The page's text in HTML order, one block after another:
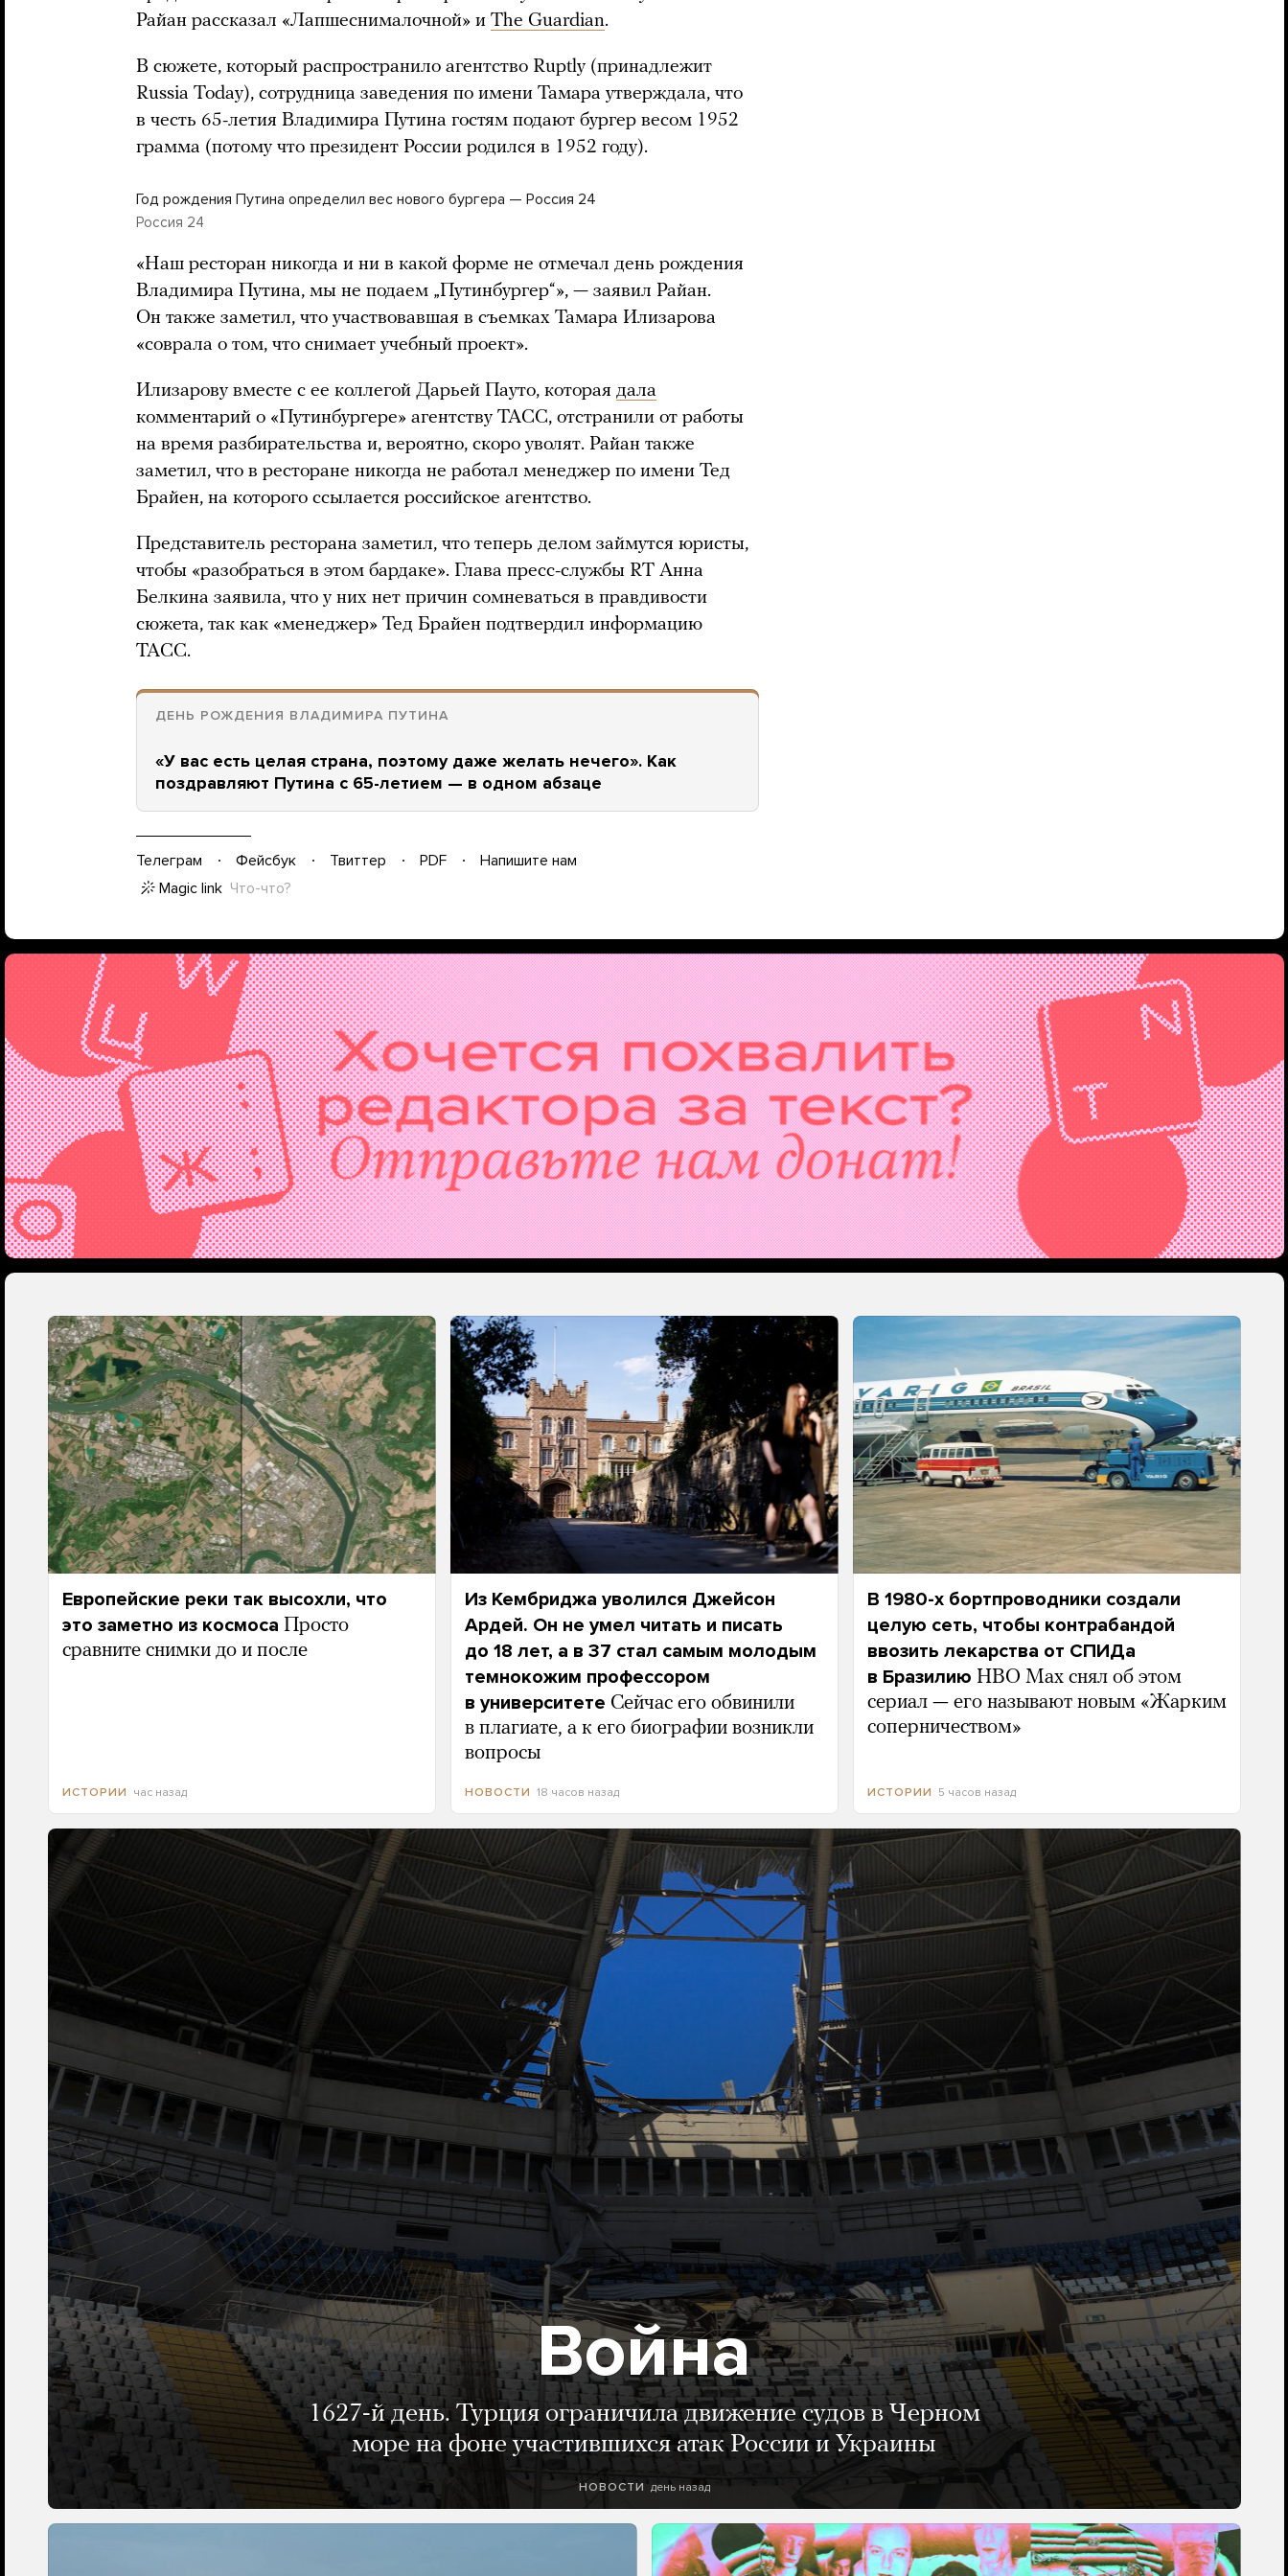
Райан рассказал «Лапшеснималочной» и The Guardian.
В сюжете, который распространило агентство Ruptly (принадлежит
Russia Today), сотрудница заведения по имени Тамара утверждала, что
в честь 65-летия Владимира Путина гостям подают бургер весом 1952
грамма (потому что президент России родился в 1952 году).
Год рождения Путина определил вес нового бургера — Россия 24
Россия 24
«Наш ресторан никогда и ни в какой форме не отмечал день рождения
Владимира Путина, мы не подаем „Путинбургер“», — заявил Райан.
Он также заметил, что участвовавшая в съемках Тамара Илизарова
«соврала о том, что снимает учебный проект».
Илизарову вместе с ее коллегой Дарьей Пауто, которая дала
комментарий о «Путинбургере» агентству ТАСС, отстранили от работы
на время разбирательства и, вероятно, скоро уволят. Райан также
заметил, что в ресторане никогда не работал менеджер по имени Тед
Брайен, на которого ссылается российское агентство.
Представитель ресторана заметил, что теперь делом займутся юристы,
чтобы «разобраться в этом бардаке». Глава пресс-службы RT Анна
Белкина заявила, что у них нет причин сомневаться в правдивости
сюжета, так как «менеджер» Тед Брайен подтвердил информацию
ТАСС.
ДЕНЬ РОЖДЕНИЯ ВЛАДИМИРА ПУТИНА
«У вас есть целая страна, поэтому даже желать нечего». Как
поздравляют Путина с 65-летием — в одном абзаце
Телеграм Фейсбук Твиттер PDF
Напишите нам
Magic link Что-что?
Европейские реки так высохли, что
это заметно из космоса Просто
сравните снимки до и после
ИСТОРИИ час назад
Из Кембриджа уволился Джейсон
Ардей. Он не умел читать и писать
до 18 лет, а в 37 стал самым молодым
темнокожим профессором
в университете Сейчас его обвинили
в плагиате, а к его биографии возникли
вопросы
НОВОСТИ 18 часов назад
В 1980-х бортпроводники создали
целую сеть, чтобы контрабандой
ввозить лекарства от СПИДа
в Бразилию HBO Max снял об этом
сериал — его называют новым «Жарким
соперничеством»
ИСТОРИИ 5 часов назад
Война
1627-й день. Турция ограничила движение судов в Черном
море на фоне участившихся атак России и Украины
НОВОСТИ день назад